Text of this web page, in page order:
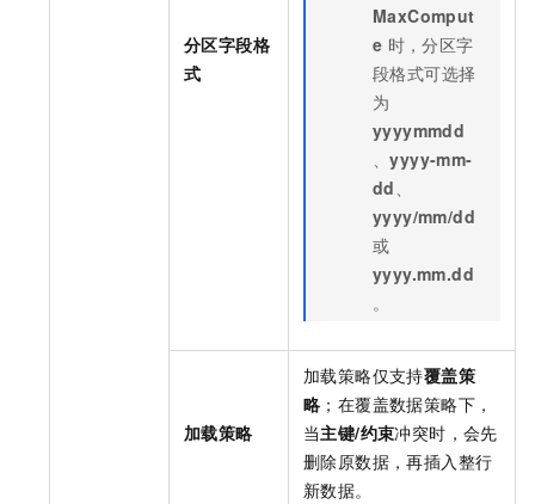
分区字段格
式
MaxComput
e 时，分区字
段格式可选择
为
yyyymmdd
、yyyy-mm-
dd、
yyyy/mm/dd
或
yyyy.mm.dd
。
加载策略
加载策略仅支持覆盖策
略 ；在覆盖数据策略下，
当主键/约束冲突时，会先
删除原数据，再插入整行
新数据。